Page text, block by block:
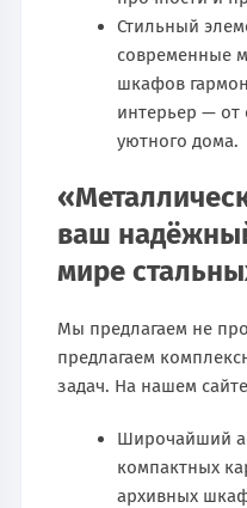
Стильный
современные
шкафов
интерьер — от
уютного дома.
ваш
мире
Мы предлагаем не
предлагаем
задач. На нашем
Широчайший
компактных
архивных